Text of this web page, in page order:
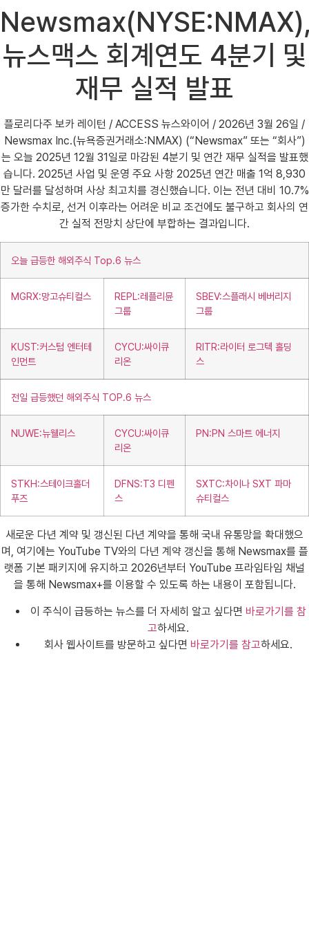
뉴스맥스 회계연도 4분기 및
재무 실적 발표
플로리다주 보카 레이턴 / ACCESS 뉴스와이어 / 2026년 3월 26일 /
Newsmax Inc.(뉴욕증권거래소:NMAX) (“Newsmax” 또는 “회사”)
는 오늘 2025년 12월 31일로 마감된 4분기 및 연간 재무 실적을 발표했
습니다. 2025년 사업 및 운영 주요 사항 2025년 연간 매출 1억 8,930
만 달러를 달성하며 사상 최고치를 경신했습니다. 이는 전년 대비 10.7%
증가한 수치로, 선거 이후라는 어려운 비교 조건에도 불구하고 회사의 연
간 실적 전망치 상단에 부합하는 결과입니다.
오늘 급등한 해외주식 Top.6 뉴스
MGRX:망고슈티컬스
REPL:레플리뮨
그룹
SBEV:스플래시 베버리지
그룹
KUST:커스텀 엔터테
인먼트
CYCU:싸이큐
리온
RITR:라이터 로그텍 홀딩
스
전일 급등했던 해외주식 TOP.6 뉴스
NUWE:뉴웰리스
CYCU:싸이큐
리온
PN:PN 스마트 에너지
STKH:스테이크홀더
푸즈
DFNS:T3 디펜
스
SXTC:차이나 SXT 파마
슈티컬스
새로운 다년 계약 및 갱신된 다년 계약을 통해 국내 유통망을 확대했으
며, 여기에는 YouTube TV와의 다년 계약 갱신을 통해 Newsmax를 플
랫폼 기본 패키지에 유지하고 2026년부터 YouTube 프라임타임 채널
을 통해 Newsmax+를 이용할 수 있도록 하는 내용이 포함됩니다.
이 주식이 급등하는 뉴스를 더 자세히 알고 싶다면 바로가기를 참
고하세요.
회사 웹사이트를 방문하고 싶다면 바로가기를 참고하세요.